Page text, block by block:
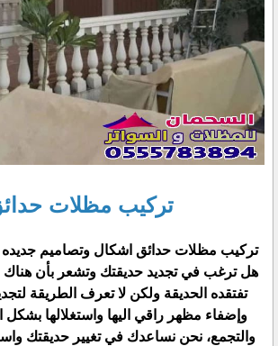
تركيب مظلات
تركيب مظلات حدائق اشكال وتصاميم جديده
هل ترغب في تجديد حديقتك وتشعر بأن
تفتقده الحديقة ولكن لا تعرف الطريقة
وإضفاء مظهر راقي اليها واستغلالها
والتجمع، نحن نساعدك في تغيير حديقتك